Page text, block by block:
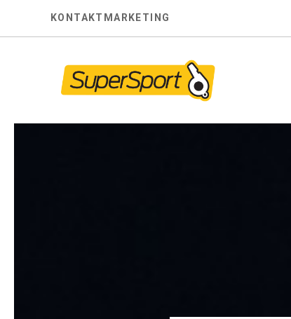
KONTAKT MARKETING